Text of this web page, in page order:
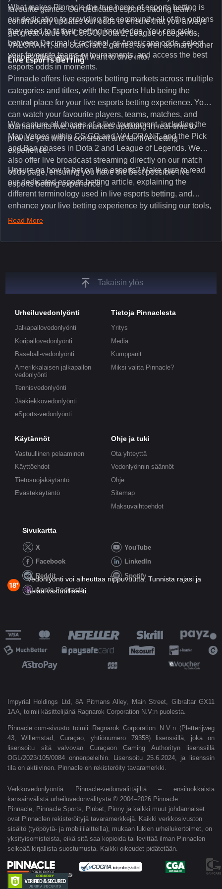
favourite games. Our dedicated esports trading team
continuously updates our odds to ensure that you always
get great value for CS:GO, Dota 2, League of Legends,
VALORANT, and StarCraft 2 games, as well as many other
esports titles you might want to dive into.
What makes Pinnacle the true home of esports betting is
our dedication to providing the community all of the options
they need to fit their betting knowledge. You can pick
between Decimal, Fractional, or Americans odds, select
your favourite teams or tournaments, and access the best
esports odds in moments.
Live Esports Betting
Pinnacle offers live esports betting markets across multiple
categories and titles, with the Esports Hub being the
central place for your live esports betting experience. You
can watch your favourite players, teams, matches, and
tournaments live, with markets updating in real-time to
provide you with a consistent and fair live betting
experience.
We capture all phases of a live tournament, including the
Map Vetoes within CS:GO and VALORANT, and the Pick
and Ban phases in Dota 2 and League of Legends. We
also offer live broadcast streaming directly on our match
odds page, ensuring you have the best possible live
esports betting experience.
Unsure on how to bet on live esports? Make sure to read
our dedicated esports betting article, explaining the
different terminology used in live esports betting, and
enhance your live betting experience by utilising our tools,
such as integrated live broadcasts, match and round
unique insights on the latest esports events.
Read More
Takaisin ylös
Urheiluvedonlyönti
Jalkapallovedonlyönti
Koripallovedonlyönti
Baseball-vedonlyönti
Amerikkalaisen jalkapallon
vedonlyönti
Tennisvedonlyönti
Jääkiekkovedonlyönti
eSports-vedonlyönti
Tietoja Pinnaclesta
Yritys
Media
Kumppanit
Miksi valita Pinnacle?
Käytännöt
Vastuullinen pelaaminen
Käyttöehdot
Tietosuojakäytäntö
Evästekäytäntö
Ohje ja tuki
Ota yhteyttä
Vedonlyönnin säännöt
Ohje
Sitemap
Maksuvaihtoehdot
Sivukartta
X
YouTube
Facebook
LinkedIn
Reddit
Spotify
Apple Podcasts
Vedonlyönti voi aiheuttaa riippuvuutta. Tunnista rajasi ja
pelaa vastuullisesti.
Impyrial Holdings Ltd, 8A Pitmans Alley, Main Street, Gibraltar GX11
1AA, toimii käsittelijänä Ragnarok Corporation N.V:n puolesta.
Pinnacle.com-sivusto toimii Ragnarok Corporation N.V:n (Pletterijweg
43, Willemstad, Curaçao, yhtiönumero 79358) lisenssillä, joka on
lisensoitu sitä valvovan Curaçaon Gaming Authorityn lisenssillä
OGL/2023/105/0084 onnenpeleihin. Lisensoitu 25.6.2024, ja lisenssin
tila on aktiivinen. Pinnacle on rekisteröity tavaramerkki.
Verkkovedonlyöntiä Pinnacle-vedonvälittäjiltä – ensiluokkaista
kansainvälistä urheiluvedonvälitystä © 2004–2026 Pinnacle
Pinnacle, Pinnacle Sports, Pinbet, Pinny ja kaikki muut johdannaiset
ovat Pinnaclen rekisteröityjä tavaramerkkejä. Kaikki verkkosivuston
sisältö (työpöytä- ja mobiililaitteilla), mukaan lukien urheilukertoimet, on
yksityisomisteista, eikä sitä saa kopioida tai levittää ilman Pinnaclen
selkeää kirjallista suostumusta. Kaikki oikeudet pidätetään.